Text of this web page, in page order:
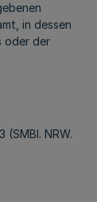
in dessen
oder der
(SMBl. NRW.